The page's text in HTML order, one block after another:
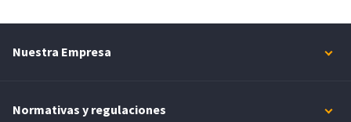
Nuestra Empresa
Normativas y regulaciones